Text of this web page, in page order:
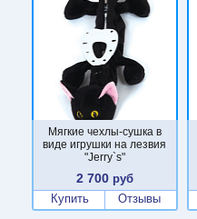
Мягкие чехлы-сушка в
виде игрушки на лезвия
"Jerry`s"
2 700руб
Купить
Отзывы